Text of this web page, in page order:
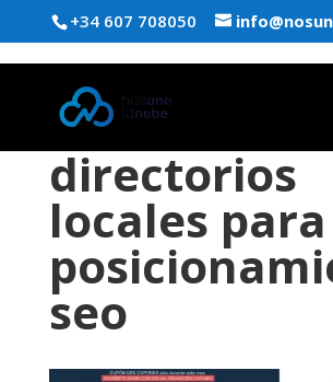
+34 607 708050
directorios
locales para
seo